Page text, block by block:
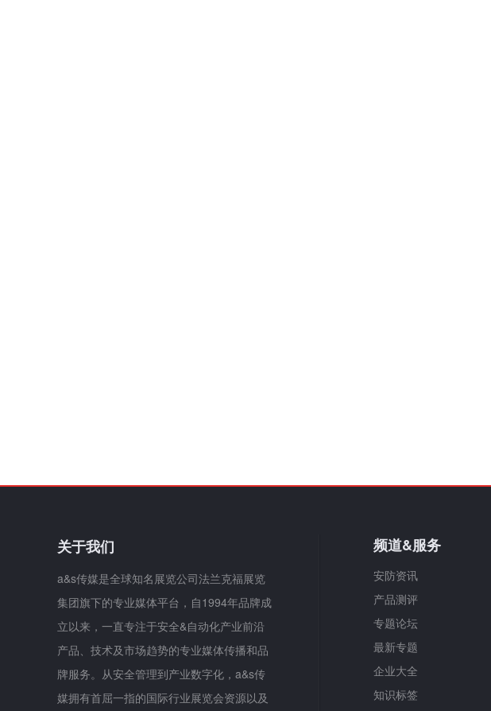
关于我们
a&s传媒是全球知名展览公司法兰克福展览
集团旗下的专业媒体平台，自1994年品牌成
立以来，一直专注于安全&自动化产业前沿
产品、技术及市场趋势的专业媒体传播和品
牌服务。从安全管理到产业数字化，a&s传
媒拥有首屈一指的国际行业展览会资源以及
频道&服务
安防资讯
产品测评
专题论坛
最新专题
企业大全
知识标签